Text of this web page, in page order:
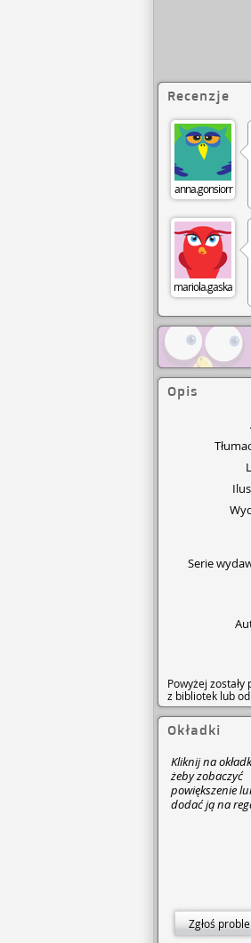
Recenzje
anna.gonsiorr
mariola.gaska
Opis
Serie
Powyżej
z bibliotek lub
Okładki
Kliknij na
żeby zobaczyć
powiększenie
dodać ją na
Zgłoś